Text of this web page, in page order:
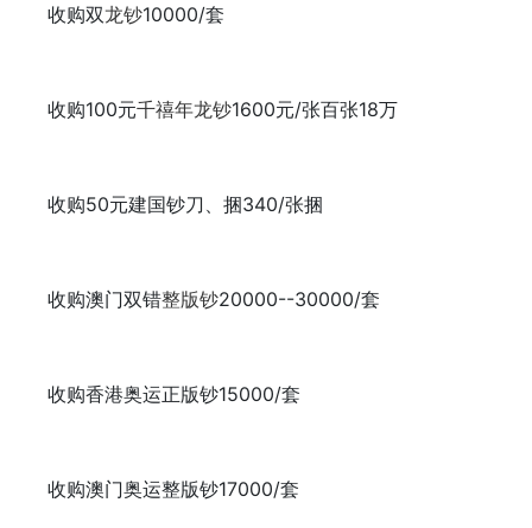
收购双龙钞10000/套
收购100元千禧年龙钞1600元/张百张18万
收购50元建国钞刀、捆340/张捆
收购澳门双错整版钞20000--30000/套
收购香港奥运正版钞15000/套
收购澳门奥运整版钞17000/套